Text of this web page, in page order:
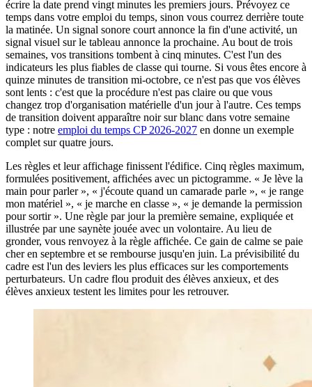
écrire la date prend vingt minutes les premiers jours. Prévoyez ce
temps dans votre emploi du temps, sinon vous courrez derrière toute
la matinée. Un signal sonore court annonce la fin d'une activité, un
signal visuel sur le tableau annonce la prochaine. Au bout de trois
semaines, vos transitions tombent à cinq minutes. C'est l'un des
indicateurs les plus fiables de classe qui tourne. Si vous êtes encore à
quinze minutes de transition mi-octobre, ce n'est pas que vos élèves
sont lents : c'est que la procédure n'est pas claire ou que vous
changez trop d'organisation matérielle d'un jour à l'autre. Ces temps
de transition doivent apparaître noir sur blanc dans votre semaine
type : notre emploi du temps CP 2026-2027 en donne un exemple
complet sur quatre jours.
Les règles et leur affichage finissent l'édifice. Cinq règles maximum,
formulées positivement, affichées avec un pictogramme. « Je lève la
main pour parler », « j'écoute quand un camarade parle », « je range
mon matériel », « je marche en classe », « je demande la permission
pour sortir ». Une règle par jour la première semaine, expliquée et
illustrée par une saynète jouée avec un volontaire. Au lieu de
gronder, vous renvoyez à la règle affichée. Ce gain de calme se paie
cher en septembre et se rembourse jusqu'en juin. La prévisibilité du
cadre est l'un des leviers les plus efficaces sur les comportements
perturbateurs. Un cadre flou produit des élèves anxieux, et des
élèves anxieux testent les limites pour les retrouver.